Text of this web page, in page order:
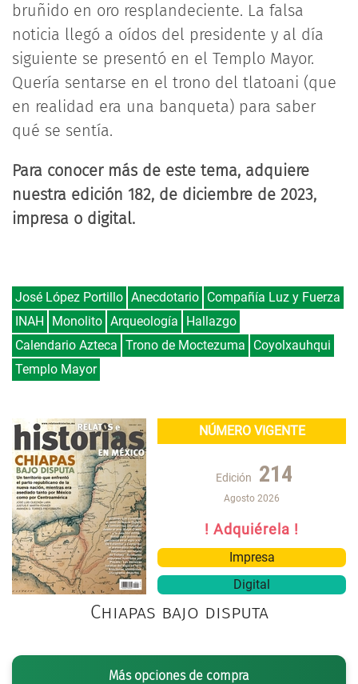
bruñido en oro resplandeciente. La falsa
noticia llegó a oídos del presidente y al día
siguiente se presentó en el Templo Mayor.
Quería sentarse en el trono del tlatoani (que
en realidad era una banqueta) para saber
qué se sentía.
Para conocer más de este tema, adquiere
nuestra edición 182, de diciembre de 2023,
impresa o digital.
José López Portillo Anecdotario Compañía Luz y Fuerza
INAH
Monolito Arqueología
Hallazgo
Calendario Azteca Trono de Moctezuma
Coyolxauhqui
Templo Mayor
NÚMERO VIGENTE
Edición 214
Agosto 2026
! Adquiérela !
Impresa
Digital
Chiapas bajo disputa
Más opciones de compra